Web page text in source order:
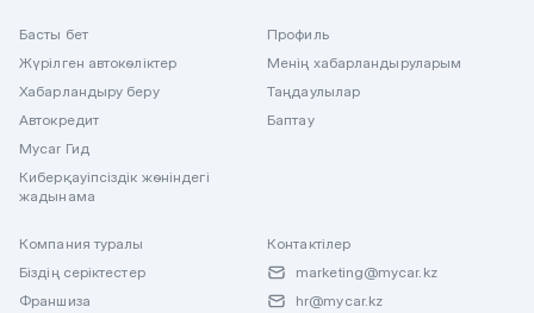
Басты бет
Жүрілген автокөліктер
Хабарландыру беру
Автокредит
Mycar Гид
Киберқауіпсіздік жөніндегі
жадынама
Профиль
Менің хабарландыруларым
Таңдаулылар
Баптау
Компания туралы
Біздің серіктестер
Франшиза
Контактілер
marketing@mycar.kz
hr@mycar.kz